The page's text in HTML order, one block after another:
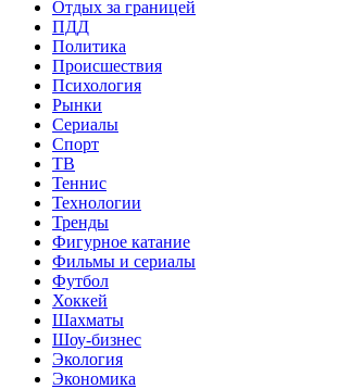
Отдых за границей
ПДД
Политика
Происшествия
Психология
Рынки
Сериалы
Спорт
ТВ
Теннис
Технологии
Тренды
Фигурное катание
Фильмы и сериалы
Футбол
Хоккей
Шахматы
Шоу-бизнес
Экология
Экономика